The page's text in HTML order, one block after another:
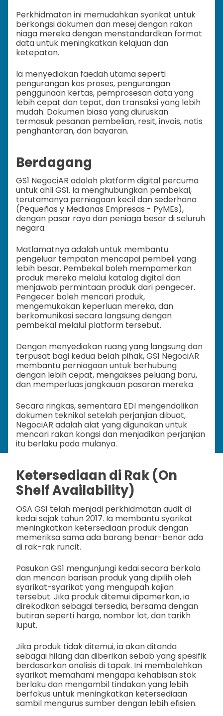
Perkhidmatan ini memudahkan syarikat untuk
berkongsi dokumen dan mesej dengan rakan
niaga mereka dengan menstandardkan format
data untuk meningkatkan kelajuan dan
ketepatan.
Ia menyediakan faedah utama seperti
pengurangan kos proses, pengurangan
penggunaan kertas, pemprosesan data yang
lebih cepat dan tepat, dan transaksi yang lebih
mudah. Dokumen biasa yang diuruskan
termasuk pesanan pembelian, resit, invois, notis
penghantaran, dan bayaran.
Berdagang
GS1 NegociAR adalah platform digital percuma
untuk ahli GS1. Ia menghubungkan pembekal,
terutamanya perniagaan kecil dan sederhana
(Pequeñas y Medianas Empresas - PyMEs),
dengan pasar raya dan peniaga besar di seluruh
negara.
Matlamatnya adalah untuk membantu
pengeluar tempatan mencapai pembeli yang
lebih besar. Pembekal boleh mempamerkan
produk mereka melalui katalog digital dan
menjawab permintaan produk dari pengecer.
Pengecer boleh mencari produk,
mengemukakan keperluan mereka, dan
berkomunikasi secara langsung dengan
pembekal melalui platform tersebut.
Dengan menyediakan ruang yang langsung dan
terpusat bagi kedua belah pihak, GS1 NegociAR
membantu perniagaan untuk berhubung
dengan lebih cepat, mengakses peluang baru,
dan memperluas jangkauan pasaran mereka
Secara ringkas, sementara EDI mengendalikan
dokumen teknikal setelah perjanjian dibuat,
NegociAR adalah alat yang digunakan untuk
mencari rakan kongsi dan menjadikan perjanjian
itu berlaku pada mulanya.
Ketersediaan di Rak (On
Shelf Availability)
OSA GS1 telah menjadi perkhidmatan audit di
kedai sejak tahun 2017. Ia membantu syarikat
meningkatkan ketersediaan produk dengan
memeriksa sama ada barang benar-benar ada
di rak-rak runcit.
Pasukan GS1 mengunjungi kedai secara berkala
dan mencari barisan produk yang dipilih oleh
syarikat-syarikat yang mengupah kajian
tersebut. Jika produk ditemui dipamerkan, ia
direkodkan sebagai tersedia, bersama dengan
butiran seperti harga, nombor lot, dan tarikh
luput.
Jika produk tidak ditemui, ia akan ditanda
sebagai hilang dan diberikan sebab yang spesifik
berdasarkan analisis di tapak. Ini membolehkan
syarikat memahami mengapa kehabisan stok
berlaku dan mengambil tindakan yang lebih
berfokus untuk meningkatkan ketersediaan
sambil mengurus sumber dengan lebih efisien.